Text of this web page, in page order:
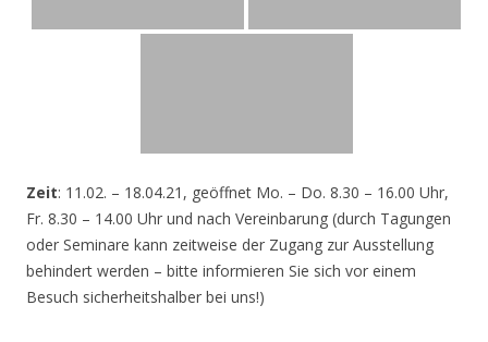
Zeit: 11.02. – 18.04.21, geöffnet Mo. – Do. 8.30 – 16.00 Uhr,
Fr. 8.30 – 14.00 Uhr und nach Vereinbarung (durch Tagungen
oder Seminare kann zeitweise der Zugang zur Ausstellung
behindert werden – bitte informieren Sie sich vor einem
Besuch sicherheitshalber bei uns!)